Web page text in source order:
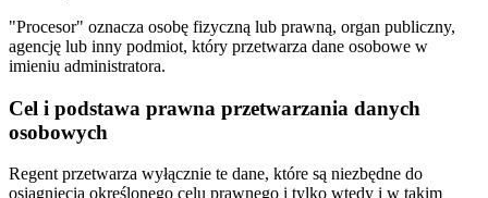
"Procesor" oznacza osobę fizyczną lub prawną, organ publiczny,
agencję lub inny podmiot, który przetwarza dane osobowe w
imieniu administratora.
Cel i podstawa prawna przetwarzania danych
osobowych
Regent przetwarza wyłącznie te dane, które są niezbędne do
osiągnięcia określonego celu prawnego i tylko wtedy i w takim